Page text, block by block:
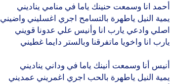
أحمد انا وسمعت حنينك ياما في منامي يناديني
يمية النيل ياطهرة بالتسامح اجري اغسليني واضيني
اصلي وادعي يارب انا وأنيس علي عدونا قويني
يارب انا واخويا ماتفرقنا وبالستر دايما غطيني
أنيس أنا وسمعت أنينك ياما في وداني يناديني
يمية النيل ياطهرة بالحب اجري اغمريني عمديني